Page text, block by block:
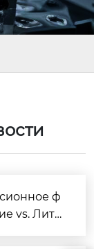
ф
vs. Лить